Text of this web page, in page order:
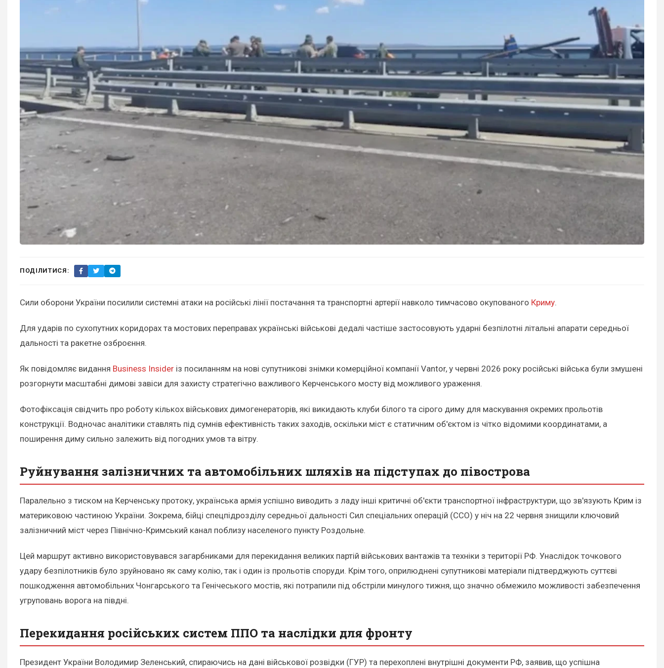
ПОДІЛИТИСЯ:
Сили оборони України посилили системні атаки на російські лінії постачання та транспортні артерії навколо тимчасово окупованого Криму.
Для ударів по сухопутних коридорах та мостових переправах українські військові дедалі частіше застосовують ударні безпілотні літальні апарати середньої
дальності та ракетне озброєння.
Як повідомляє видання Business Insider із посиланням на нові супутникові знімки комерційної компанії Vantor, у червні 2026 року російські війська були змушені
розгорнути масштабні димові завіси для захисту стратегічно важливого Керченського мосту від можливого ураження.
Фотофіксація свідчить про роботу кількох військових димогенераторів, які викидають клуби білого та сірого диму для маскування окремих прольотів
конструкції. Водночас аналітики ставлять під сумнів ефективність таких заходів, оскільки міст є статичним об'єктом із чітко відомими координатами, а
поширення диму сильно залежить від погодних умов та вітру.
Руйнування залізничних та автомобільних шляхів на підступах до півострова
Паралельно з тиском на Керченську протоку, українська армія успішно виводить з ладу інші критичні об'єкти транспортної інфраструктури, що зв'язують Крим із
материковою частиною України. Зокрема, бійці спецпідрозділу середньої дальності Сил спеціальних операцій (ССО) у ніч на 22 червня знищили ключовий
залізничний міст через Північно-Кримський канал поблизу населеного пункту Роздольне.
Цей маршрут активно використовувався загарбниками для перекидання великих партій військових вантажів та техніки з території РФ. Унаслідок точкового
удару безпілотників було зруйновано як саму колію, так і один із прольотів споруди. Крім того, оприлюднені супутникові матеріали підтверджують суттєві
пошкодження автомобільних Чонгарського та Генічеського мостів, які потрапили під обстріли минулого тижня, що значно обмежило можливості забезпечення
угруповань ворога на півдні.
Перекидання російських систем ППО та наслідки для фронту
Президент України Володимир Зеленський, спираючись на дані військової розвідки (ГУР) та перехоплені внутрішні документи РФ, заявив, що успішна